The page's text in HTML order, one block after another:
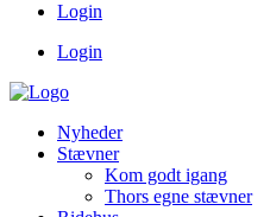
Login
Login
Nyheder
Stævner
Kom godt igang
Thors egne stævner